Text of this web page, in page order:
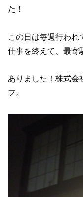
た！
この日は毎週行われ
仕事を終えて、最寄
ありました！株式会
フ。